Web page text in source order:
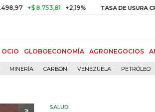
+$ 8.753,81 +2,19% TASA DE USURA CRÉDITO
OCIO GLOBOECONOMÍA AGRONEGOCIOS
MINERÍA CARBÓN VENEZUELA PETRÓLEO
SALUD